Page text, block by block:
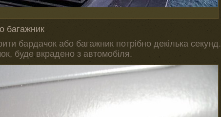
багажник
бардачок або багажник потрібно декілька секунд.
буде вкрадено з автомобіля.